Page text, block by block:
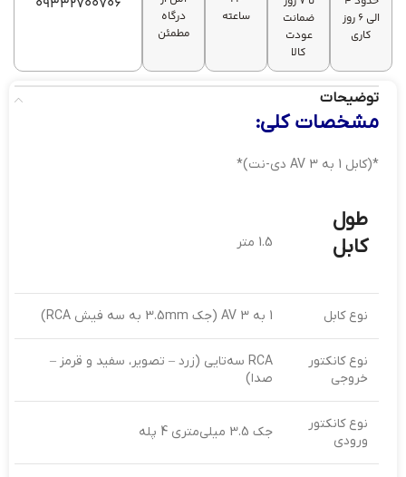
الی 6 روز
کاری
ضمانت
عودت
کالا
ساعته
درگاه
مطمئن
توضیحات
مشخصات کلی:
*(کابل 1 به 3 AV دی-نت)*
طول
کابل
1.5 متر
نوع کابل 1 به 3 AV (جک 3.5mm به سه فیش RCA)
نوع کانکتور
خروجی
RCA سه‌تایی (زرد – تصویر، سفید و قرمز –
صدا)
نوع کانکتور
ورودی
جک 3.5 میلی‌متری 4 پله